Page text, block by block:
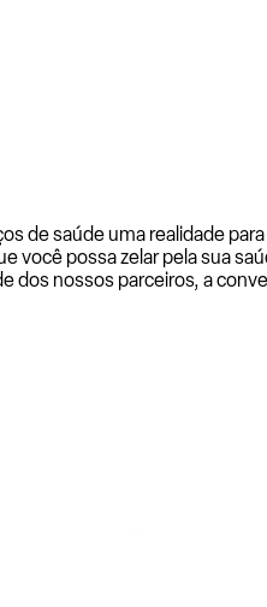
de saúde uma realidade
possa zelar pela sua
dos nossos parceiros, a